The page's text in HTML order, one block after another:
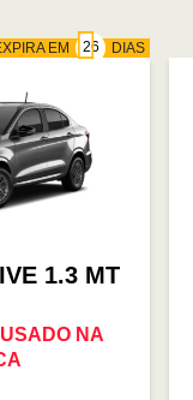
EM DIAS
1.3 MT
NA